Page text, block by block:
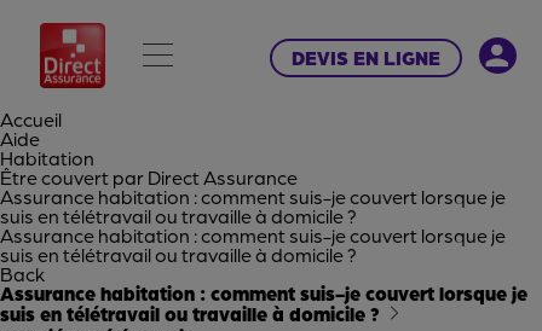
DEVIS EN LIGNE
Accueil
Aide
Habitation
Être couvert par Direct Assurance
Assurance habitation : comment suis-je couvert lorsque je
suis en télétravail ou travaille à domicile ?
Assurance habitation : comment suis-je couvert lorsque je
suis en télétravail ou travaille à domicile ?
Back
Assurance habitation : comment suis-je couvert lorsque je
suis en télétravail ou travaille à domicile ?